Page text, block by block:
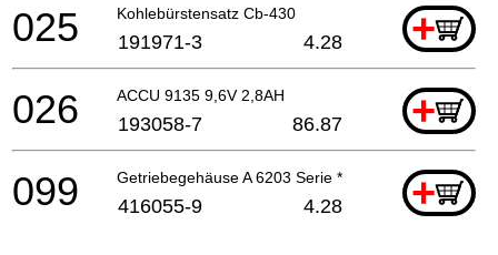
Kohlebürstensatz Cb-430 +
025 191971-3 4.28
ACCU 9135 9,6V 2,8AH +
026 193058-7 86.87
Getriebegehäuse A 6203 Serie * +
099 416055-9 4.28